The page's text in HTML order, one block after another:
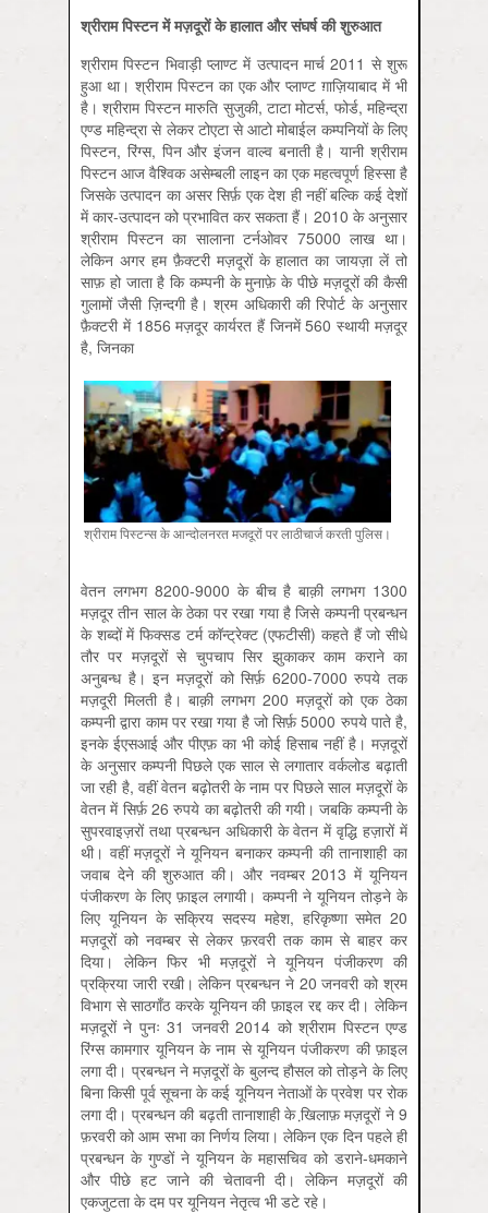
श्रीराम पिस्टन में मज़दूरों के हालात और संघर्ष की शुरुआत
श्रीराम पिस्टन भिवाड़ी प्लाण्ट में उत्पादन मार्च 2011 से शुरू
हुआ था। श्रीराम पिस्टन का एक और प्लाण्ट ग़ाज़ियाबाद में भी
है। श्रीराम पिस्टन मारुति सुजुकी, टाटा मोटर्स, फोर्ड, महिन्द्रा
एण्ड महिन्द्रा से लेकर टोएटा से आटो मोबाईल कम्पनियों के लिए
पिस्टन, रिंग्स, पिन और इंजन वाल्व बनाती है। यानी श्रीराम
पिस्टन आज वैश्विक असेम्बली लाइन का एक महत्वपूर्ण हिस्सा है
जिसके उत्पादन का असर सिर्फ़ एक देश ही नहीं बल्कि कई देशों
में कार-उत्पादन को प्रभावित कर सकता हैं। 2010 के अनुसार
श्रीराम पिस्टन का सालाना टर्नओवर 75000 लाख था।
लेकिन अगर हम फ़ैक्टरी मज़दूरों के हालात का जायज़ा लें तो
साफ़ हो जाता है कि कम्पनी के मुनाफ़े के पीछे मज़दूरों की कैसी
गुलामों जैसी ज़िन्दगी है। श्रम अधिकारी की रिपोर्ट के अनुसार
फ़ैक्टरी में 1856 मज़दूर कार्यरत हैं जिनमें 560 स्थायी मज़दूर
है, जिनका
श्रीराम पिस्टन्स के आन्दोलनरत मजदूरों पर लाठीचार्ज करती पुलिस।
वेतन लगभग 8200-9000 के बीच है बाक़ी लगभग 1300
मज़दूर तीन साल के ठेका पर रखा गया है जिसे कम्पनी प्रबन्धन
के शब्दों में फिक्सड टर्म कॉन्ट्रेक्ट (एफटीसी) कहते हैं जो सीधे
तौर पर मज़दूरों से चुपचाप सिर झुकाकर काम कराने का
अनुबन्ध है। इन मज़दूरों को सिर्फ़ 6200-7000 रुपये तक
मज़दूरी मिलती है। बाक़ी लगभग 200 मज़दूरों को एक ठेका
कम्पनी द्वारा काम पर रखा गया है जो सिर्फ़ 5000 रुपये पाते है,
इनके ईएसआई और पीएफ़ का भी कोई हिसाब नहीं है। मज़दूरों
के अनुसार कम्पनी पिछले एक साल से लगातार वर्कलोड बढ़ाती
जा रही है, वहीं वेतन बढ़ोतरी के नाम पर पिछले साल मज़दूरों के
वेतन में सिर्फ़ 26 रुपये का बढ़ोतरी की गयी। जबकि कम्पनी के
सुपरवाइज़रों तथा प्रबन्धन अधिकारी के वेतन में वृद्धि हज़ारों में
थी। वहीं मज़दूरों ने यूनियन बनाकर कम्पनी की तानाशाही का
जवाब देने की शुरुआत की। और नवम्बर 2013 में यूनियन
पंजीकरण के लिए फ़ाइल लगायी। कम्पनी ने यूनियन तोड़ने के
लिए यूनियन के सक्रिय सदस्य महेश, हरिकृष्णा समेत 20
मज़दूरों को नवम्बर से लेकर फ़रवरी तक काम से बाहर कर
दिया। लेकिन फिर भी मज़दूरों ने यूनियन पंजीकरण की
प्रक्रिया जारी रखी। लेकिन प्रबन्धन ने 20 जनवरी को श्रम
विभाग से साठगाँठ करके यूनियन की फ़ाइल रद्द कर दी। लेकिन
मज़दूरों ने पुनः 31 जनवरी 2014 को श्रीराम पिस्टन एण्ड
रिंग्स कामगार यूनियन के नाम से यूनियन पंजीकरण की फ़ाइल
लगा दी। प्रबन्धन ने मज़दूरों के बुलन्द हौसल को तोड़ने के लिए
बिना किसी पूर्व सूचना के कई यूनियन नेताओं के प्रवेश पर रोक
लगा दी। प्रबन्धन की बढ़ती तानाशाही के खि़लाफ़ मज़दूरों ने 9
फ़रवरी को आम सभा का निर्णय लिया। लेकिन एक दिन पहले ही
प्रबन्धन के गुण्डों ने यूनियन के महासचिव को डराने-धमकाने
और पीछे हट जाने की चेतावनी दी। लेकिन मज़दूरों की
एकजुटता के दम पर यूनियन नेतृत्व भी डटे रहे।